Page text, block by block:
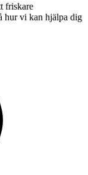
friskare
hur vi kan hjälpa dig